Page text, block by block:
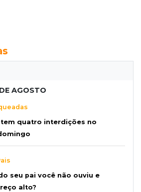
AGOSTO
tem quatro interdições no
seu pai você não ouviu e
alto?